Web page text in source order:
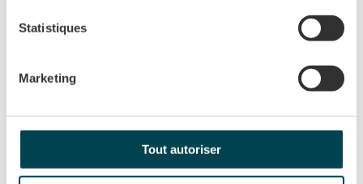
Statistiques
Marketing
Tout autoriser
site.
onsent
Cookiebo
t
Stocke
l'autorisation
année